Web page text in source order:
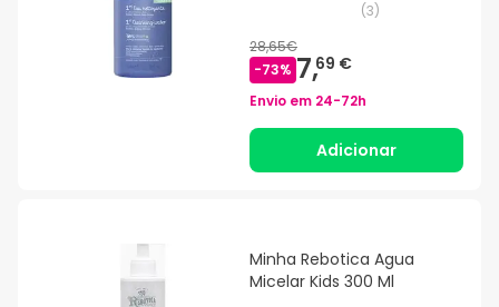
(3)
28,65€
-73% 7,69 €
Envio em 24-72h
Adicionar
Minha Rebotica Agua
Micelar Kids 300 Ml